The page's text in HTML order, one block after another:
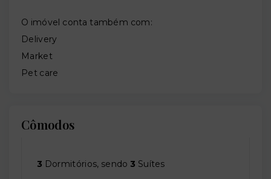
O imóvel conta também com:
Delivery
Market
Pet care
Cômodos
3 Dormitórios, sendo 3 Suítes